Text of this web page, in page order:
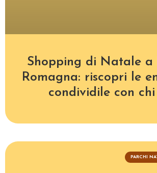
Shopping di Natale a
Romagna: riscopri le
condividile con
PARCHI